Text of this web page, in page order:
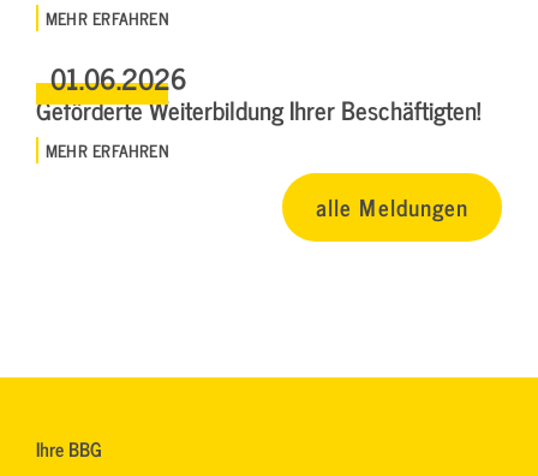
MEHR ERFAHREN
01.06.2026
Geförderte Weiterbildung Ihrer Beschäftigten!
MEHR ERFAHREN
alle Meldungen
Ihre BBG